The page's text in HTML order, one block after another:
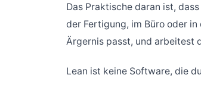
Das Praktische daran ist,
der Fertigung, im Büro oder
Ärgernis passt, und arbeitest
Lean ist keine Software, die